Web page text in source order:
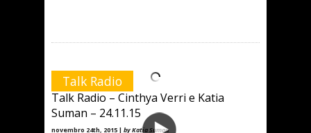
Talk Radio
Talk Radio – Cinthya Verri e Katia
Suman – 24.11.15
novembro 24th, 2015 | by Katia Suman